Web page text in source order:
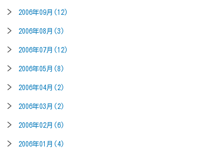
2006年09月(12)
2006年08月(3)
2006年07月(12)
2006年05月(8)
2006年04月(2)
2006年03月(2)
2006年02月(6)
2006年01月(4)